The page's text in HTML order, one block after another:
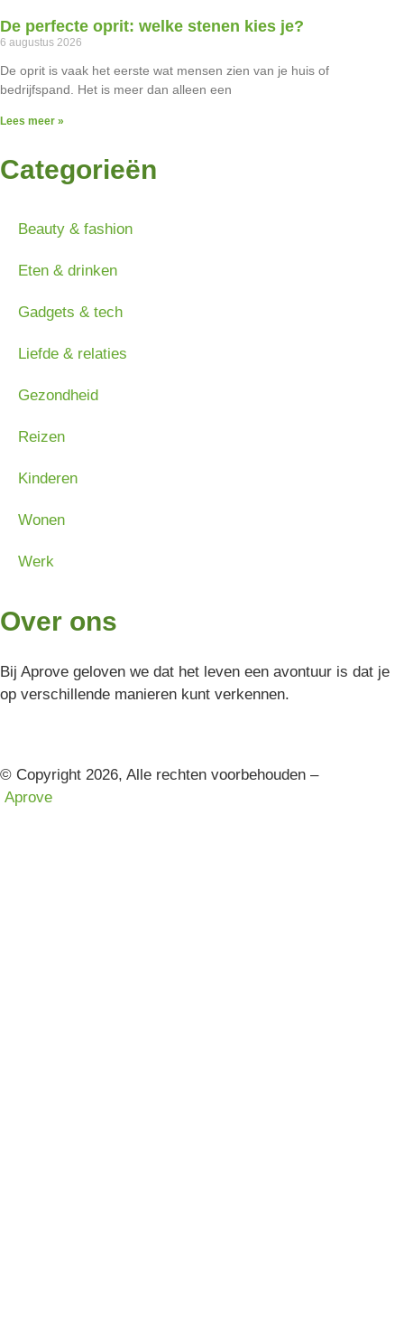
De perfecte oprit: welke stenen kies je?
6 augustus 2026
De oprit is vaak het eerste wat mensen zien van je huis of
bedrijfspand. Het is meer dan alleen een
Lees meer »
Categorieën
Beauty & fashion
Eten & drinken
Gadgets & tech
Liefde & relaties
Gezondheid
Reizen
Kinderen
Wonen
Werk
Over ons
Bij Aprove geloven we dat het leven een avontuur is dat je
op verschillende manieren kunt verkennen.
© Copyright 2026, Alle rechten voorbehouden –
Aprove